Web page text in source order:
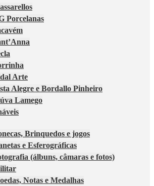
Porcelanas
Arte
Alegre e Bordallo Pinheiro
Lamego
Brinquedos e jogos
e Esferográficas
(álbuns, câmaras e fotos)
Notas e Medalhas